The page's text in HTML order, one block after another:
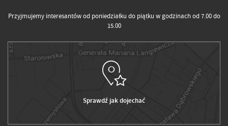
Przyjmujemy interesantów od poniedziałku do piątku w godzinach od 7.00 do
15.00
Sprawdź jak dojechać